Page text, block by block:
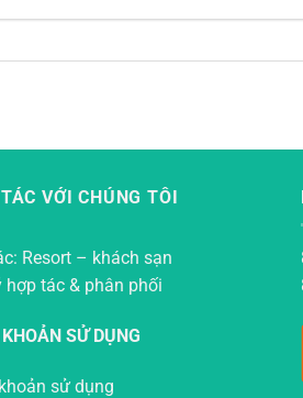
VỚI CHÚNG TÔI
Resort – khách sạn
hợp tác & phân phối
SỬ DỤNG
sử dụng